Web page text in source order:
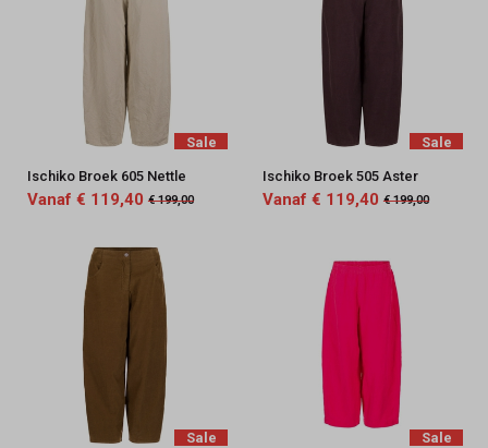
Sale
Ischiko Broek 605 Nettle
Vanaf € 119,40 € 199,00
Sale
Ischiko Broek 505 Aster
Vanaf € 119,40 € 199,00
Sale Sale